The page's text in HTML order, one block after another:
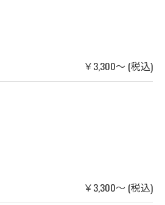
￥3,300～ (税込)
￥3,300～ (税込)